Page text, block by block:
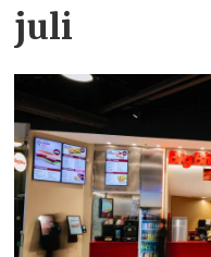
juli